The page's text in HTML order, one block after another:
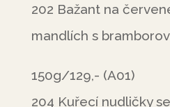
202 Bažant na
mandlích s
150g/129,- (A01)
204 Kuřecí nudličky